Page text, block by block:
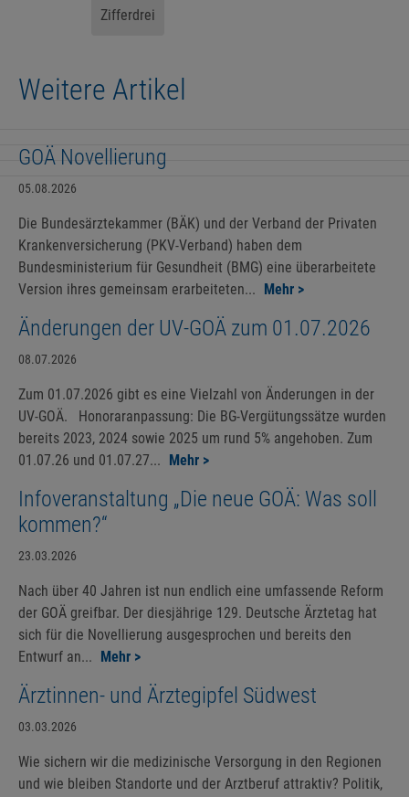
Zifferdrei
Weitere Artikel
GOÄ Novellierung
05.08.2026
Die Bundesärztekammer (BÄK) und der Verband der Privaten
Krankenversicherung (PKV-Verband) haben dem
Bundesministerium für Gesundheit (BMG) eine überarbeitete
Version ihres gemeinsam erarbeiteten... Mehr >
Änderungen der UV-GOÄ zum 01.07.2026
08.07.2026
Zum 01.07.2026 gibt es eine Vielzahl von Änderungen in der
UV-GOÄ. Honoraranpassung: Die BG-Vergütungssätze wurden
bereits 2023, 2024 sowie 2025 um rund 5% angehoben. Zum
01.07.26 und 01.07.27... Mehr >
Infoveranstaltung „Die neue GOÄ: Was soll
kommen?“
23.03.2026
Nach über 40 Jahren ist nun endlich eine umfassende Reform
der GOÄ greifbar. Der diesjährige 129. Deutsche Ärztetag hat
sich für die Novellierung ausgesprochen und bereits den
Entwurf an... Mehr >
Ärztinnen- und Ärztegipfel Südwest
03.03.2026
Wie sichern wir die medizinische Versorgung in den Regionen
und wie bleiben Standorte und der Arztberuf attraktiv? Politik,